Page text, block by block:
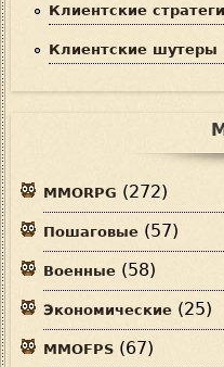
Клиентские
Клиентские шутеры
MMORPG (272)
Пошаговые (57)
Военные (58)
Экономические (25)
MMOFPS (67)